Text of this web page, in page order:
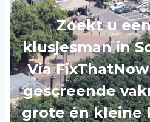
Zoekt u
klusjesman in
Via
gescreende
grote én kleine